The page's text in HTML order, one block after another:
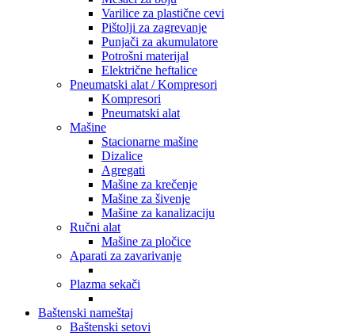
Varilice za plastične cevi
Pištolji za zagrevanje
Punjači za akumulatore
Potrošni materijal
Električne heftalice
Pneumatski alat / Kompresori
Kompresori
Pneumatski alat
Mašine
Stacionarne mašine
Dizalice
Agregati
Mašine za krečenje
Mašine za šivenje
Mašine za kanalizaciju
Ručni alat
Mašine za pločice
Aparati za zavarivanje
Plazma sekači
Baštenski nameštaj
Baštenski setovi